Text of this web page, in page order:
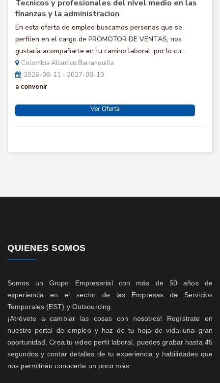
Tecnicos y profesionales del nivel medio en las
finanzas y la administracion
En esta oferta de empleo buscamos personas que se
perfilen en el cargo de PROMOTOR DE VENTAS, nos
gustaría acompañarte en tu camino laboral, por lo cu...
Colombia Atlantico Barranquilla
2026-08-11 - 2027-08-10
a convenir
Ver Oferta
QUIENES SOMOS
Somos un Grupo Empresarial con más de 50 años de
experiencia en el sector de las Empresas de Servicios
Temporales (EST) y Outsourcing.
¡Atrévete a cambiar las cosas con nosotros! Regístrate en
nuestro portal de empleo y haz de tu hoja de vida una gran
oportunidad. Crea tu video perfil laboral, puedes grabar hasta 45
segundos y contar detalles de tu experiencia y habilidades que
nos permitirán conocerte un poco más.